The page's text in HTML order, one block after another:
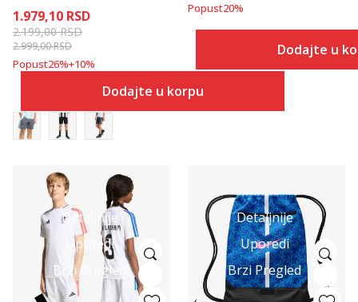
1.979,10 RSD
2.199,00RSD
2.999,00RSD
Popust26%+10%
Dodajte u korpu
Popust20%
Dodajte u
Detaljnije
Uporedi
Brzi Pregled
Detaljnije
Uporedi
Brzi Pregled